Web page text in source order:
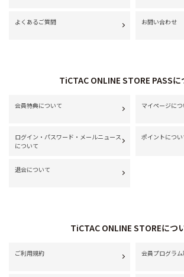
よくあるご質問 お問い合わせ
TiCTAC ONLINE STORE PASSに
会員特典について マイページにつ
ログイン・パスワード・メールニュース
について
ポイントについ
退会について
TiCTAC ONLINE STOREにつ
ご利用規約 会員プログラ